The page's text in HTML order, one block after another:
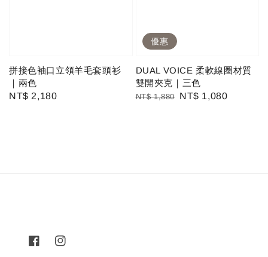
拼接色袖口立領羊毛套頭衫
｜兩色
Regular
NT$ 2,180
優惠
DUAL VOICE 柔軟線圈材質
雙開夾克｜三色
Regular
NT$ 1,880
Sale
NT$ 1,080